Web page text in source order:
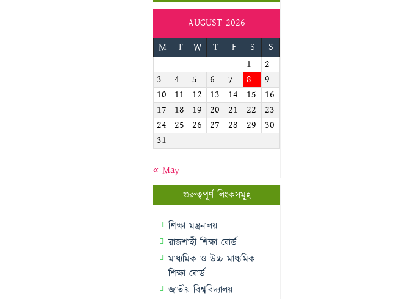
AUGUST 2026
M
T W T F S
S
1
2
3
4 5 6 7 8
9
10
11 12 13 14 15
16
17
18 19 20 21 22
23
24
25 26 27 28 29
30
31
« May
গুরুত্বপূর্ণ লিংকসমূহ
শিক্ষা মন্ত্রনালয়
রাজশাহী শিক্ষা বোর্ড
মাধ্যমিক ও উচ্চ মাধ্যমিক
শিক্ষা বোর্ড
জাতীয় বিশ্ববিদ্যালয়